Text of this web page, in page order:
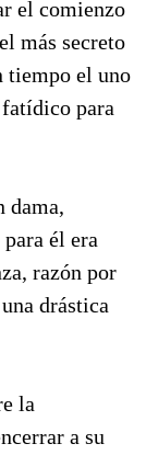
el comienzo
más secreto
tiempo el uno
para
dama,
él era
razón por
drástica
la
a su